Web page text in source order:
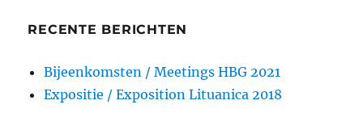
RECENTE BERICHTEN
Bijeenkomsten / Meetings HBG 2021
Expositie / Exposition Lituanica 2018